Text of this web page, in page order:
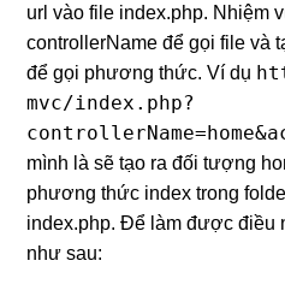
url vào file index.php. Nhiệm
controllerName để gọi file và
để gọi phương thức. Ví dụ
mvc/index.php?
mình là sẽ tạo ra đối tượng
phương thức index trong
index.php. Để làm được điều
như sau: